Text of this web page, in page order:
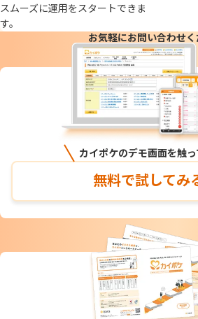
スムーズに​運用を​スタートできま
す。
お気軽にお問い合わせ
カイポケのデモ画面を触
無料で試してみ